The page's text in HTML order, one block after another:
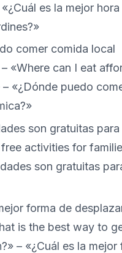
es la mejor
comer comida local
«Where can I eat
«¿Dónde puedo
son gratuitas para
activities for
son gratuitas
forma de
is the best way to
– «¿Cuál es la mejor